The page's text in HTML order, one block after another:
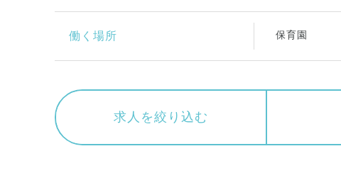
働く場所 保育園
求人を絞り込む